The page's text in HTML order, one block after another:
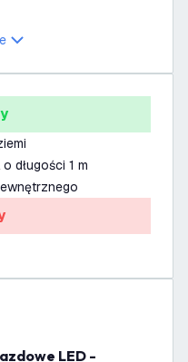
długości 1 m